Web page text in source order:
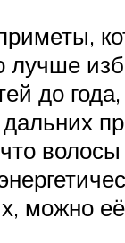
лучше
до
можно